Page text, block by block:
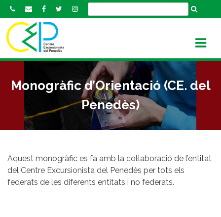
k
Monogràfic d’Orientació (CE. del
Penedès)
Aquest monogràfic es fa amb la col·laboració de l’entitat
del Centre Excursionista del Penedès per tots els
federats de les diferents entitats i no federats.